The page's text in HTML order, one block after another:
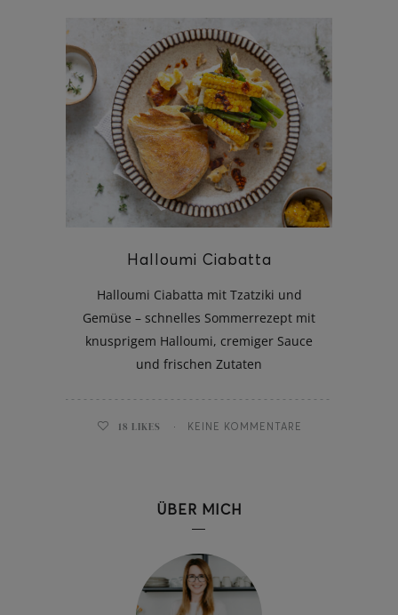
Halloumi Ciabatta
Halloumi Ciabatta mit Tzatziki und
Gemüse – schnelles Sommerrezept mit
knusprigem Halloumi, cremiger Sauce
und frischen Zutaten
18 LIKES KEINE KOMMENTARE
ÜBER MICH